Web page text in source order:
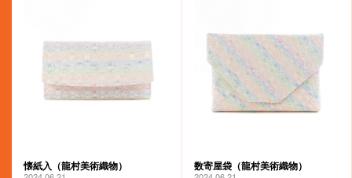
懐紙入（龍村美術織物） 数寄屋袋（龍村美術織物）